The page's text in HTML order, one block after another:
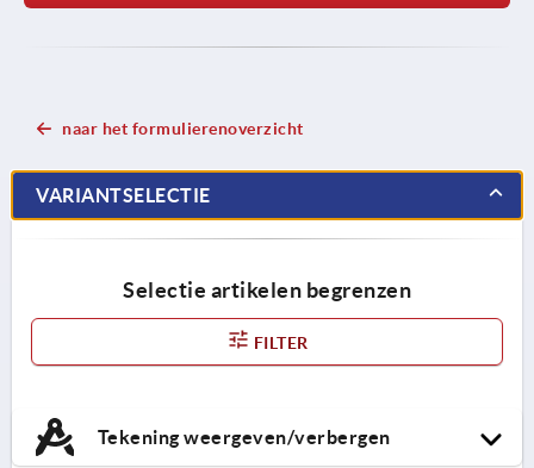
naar het formulierenoverzicht
VARIANTSELECTIE
Selectie artikelen begrenzen
FILTER
Tekening weergeven/verbergen